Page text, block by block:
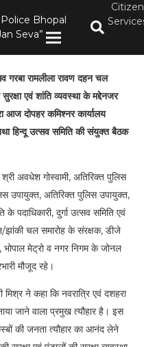
Bhopal
Seva”
Citizen
गरबा रामलीला रावण दहन चल
एवं शांति व्यवस्था के मद्देनजर
आज दोपहर कमिश्नर कार्यालय
हिन्दू उत्सव समिति की संयुक्त बैठक
अवधेश गोस्वामी, अतिरिक्त पुलिस
उपायुक्त, अतिरिक्त पुलिस उपायुक्त,
के पदाधिकारी, दुर्गा उत्सव समिति एवं
चल समारोह के संरक्षक, डीजे
मेट्रो व नगर निगम के जोनल
मौजूद रहे।
ने कहा कि नवरात्रि एवं दशहरा
जाने वाला प्रमुख त्यौहार है। इस
की जनता त्यौहार का आनंद लेने